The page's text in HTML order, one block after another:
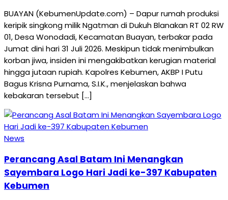
BUAYAN (KebumenUpdate.com) – Dapur rumah produksi
keripik singkong milik Ngatman di Dukuh Blanakan RT 02 RW
01, Desa Wonodadi, Kecamatan Buayan, terbakar pada
Jumat dini hari 31 Juli 2026. Meskipun tidak menimbulkan
korban jiwa, insiden ini mengakibatkan kerugian material
hingga jutaan rupiah. Kapolres Kebumen, AKBP I Putu
Bagus Krisna Purnama, S.I.K., menjelaskan bahwa
kebakaran tersebut […]
News
Perancang Asal Batam Ini Menangkan
Sayembara Logo Hari Jadi ke-397 Kabupaten
Kebumen